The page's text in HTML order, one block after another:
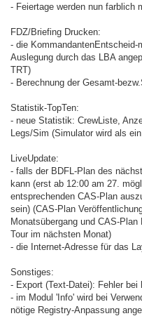
- Feiertage werden nun farblich
FDZ/Briefing Drucken:
- die
Auslegung durch das LBA
TRT)
- Berechnung der Gesamt-
Statistik-TopTen:
- neue Statistik: CrewListe,
Legs/Sim (Simulator wird als
LiveUpdate:
- falls der BDFL-Plan des
kann (erst ab 12:00 am 27.
entsprechenden CAS-Plan
sein) (CAS-Plan
Monatsübergang und CAS-
Tour im nächsten Monat)
- die Internet-Adresse für das
Sonstiges:
- Export (Text-Datei): Fehler bei
- im Modul 'Info' wird bei
nötige Registry-Anpassung